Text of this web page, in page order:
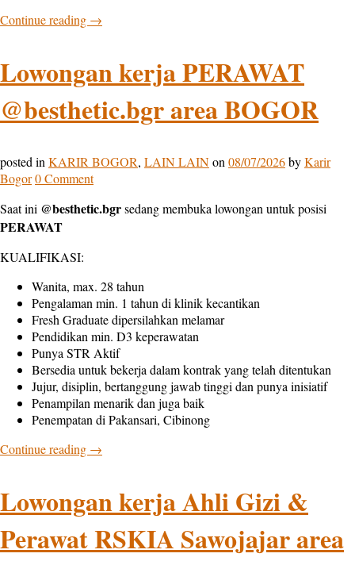
Continue reading →
Lowongan kerja PERAWAT
@besthetic.bgr area BOGOR
posted inKARIR BOGOR, LAIN LAINon08/07/2026byKarir
Bogor0 Comment
Saat ini @besthetic.bgrsedang membuka lowongan untuk posisi
PERAWAT
KUALIFIKASI:
Wanita, max. 28 tahun
Pengalaman min. 1 tahun di klinik kecantikan
Fresh Graduate dipersilahkan melamar
Pendidikan min. D3 keperawatan
Punya STR Aktif
Bersedia untuk bekerja dalam kontrak yang telah ditentukan
Jujur, disiplin, bertanggung jawab tinggi dan punya inisiatif
Penampilan menarik dan juga baik
Penempatan di Pakansari, Cibinong
Continue reading →
Lowongan kerja Ahli Gizi &
Perawat RSKIA Sawojajar area